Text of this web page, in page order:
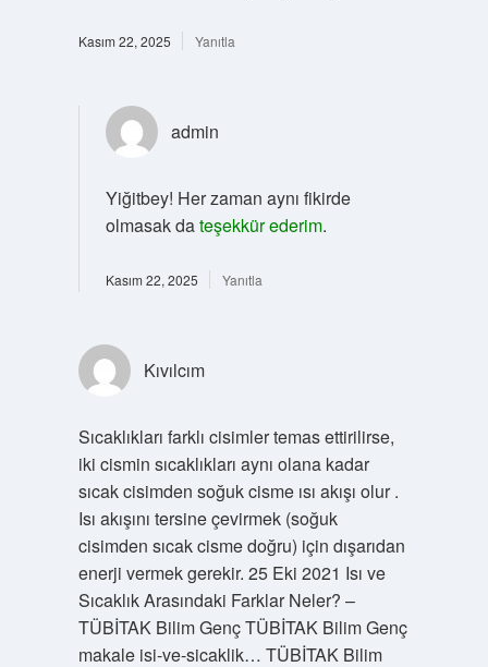
Kasım 22, 2025 Yanıtla
admin
Yiğitbey! Her zaman aynı fikirde
olmasak dateşekkür ederim.
Kasım 22, 2025 Yanıtla
Kıvılcım
Sıcaklıkları farklı cisimler temas ettirilirse,
iki cismin sıcaklıkları aynı olana kadar
sıcak cisimden soğuk cisme ısı akışı olur .
Isı akışını tersine çevirmek (soğuk
cisimden sıcak cisme doğru) için dışarıdan
enerji vermek gerekir. 25 Eki 2021 Isı ve
Sıcaklık Arasındaki Farklar Neler? –
TÜBİTAK Bilim Genç TÜBİTAK Bilim Genç
makale isi-ve-sicaklik… TÜBİTAK Bilim